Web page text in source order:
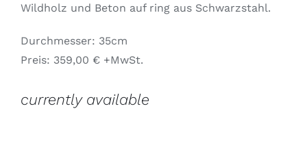
Wildholz und Beton auf ring aus Schwarzstahl.
Durchmesser: 35cm
Preis: 359,00 € +MwSt.
currently available